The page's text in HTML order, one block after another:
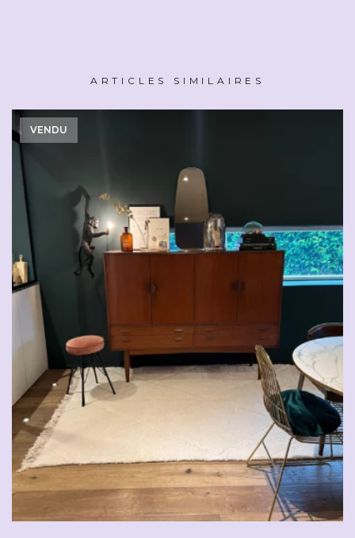
ARTICLES SIMILAIRES
VENDU